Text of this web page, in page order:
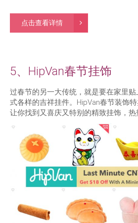
点击查看详情
5、HipVan春节挂饰
过春节的另一大传统，就是要在家里
式各样的吉祥挂件。HipVan春节装饰
让你找到又喜庆又特别的精致挂饰，热